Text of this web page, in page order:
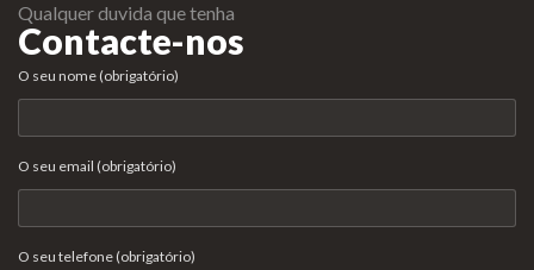
Qualquer duvida que tenha
Contacte-nos
O seu nome (obrigatório)
O seu email (obrigatório)
O seu telefone (obrigatório)